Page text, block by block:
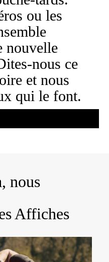
ou les
nouvelle
nous ce
et nous
qui le font.
nous
Affiches